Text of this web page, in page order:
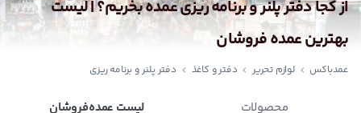
از کجا دفتر پلنر و برنامه ریزی عمده بخریم؟ | لیست
بهترین عمده فروشان
عمدباکس لوازم تحریر دفتر و کاغذ دفتر پلنر و برنامه ریزی
محصولات لیست عمده‌فروشان